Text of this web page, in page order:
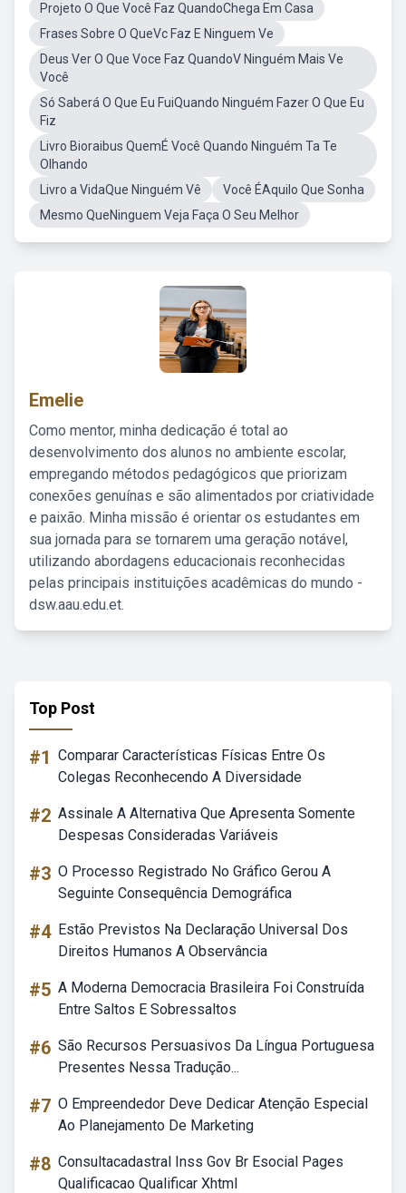
Projeto O Que Você Faz QuandoChega Em Casa
Frases Sobre O QueVc Faz E Ninguem Ve
Deus Ver O Que Voce Faz QuandoV Ninguém Mais Ve
Você
Só Saberá O Que Eu FuiQuando Ninguém Fazer O Que Eu
Fiz
Livro Bioraibus QuemÉ Você Quando Ninguém Ta Te
Olhando
Livro a VidaQue Ninguém Vê
Você ÉAquilo Que Sonha
Mesmo QueNinguem Veja Faça O Seu Melhor
Emelie
Como mentor, minha dedicação é total ao
desenvolvimento dos alunos no ambiente escolar,
empregando métodos pedagógicos que priorizam
conexões genuínas e são alimentados por criatividade
e paixão. Minha missão é orientar os estudantes em
sua jornada para se tornarem uma geração notável,
utilizando abordagens educacionais reconhecidas
pelas principais instituições acadêmicas do mundo -
dsw.aau.edu.et.
Top Post
#1 Comparar Características Físicas Entre Os
Colegas Reconhecendo A Diversidade
#2 Assinale A Alternativa Que Apresenta Somente
Despesas Consideradas Variáveis
#3 O Processo Registrado No Gráfico Gerou A
Seguinte Consequência Demográfica
#4 Estão Previstos Na Declaração Universal Dos
Direitos Humanos A Observância
#5 A Moderna Democracia Brasileira Foi Construída
Entre Saltos E Sobressaltos
#6 São Recursos Persuasivos Da Língua Portuguesa
Presentes Nessa Tradução...
#7 O Empreendedor Deve Dedicar Atenção Especial
Ao Planejamento De Marketing
#8 Consultacadastral Inss Gov Br Esocial Pages
Qualificacao Qualificar Xhtml